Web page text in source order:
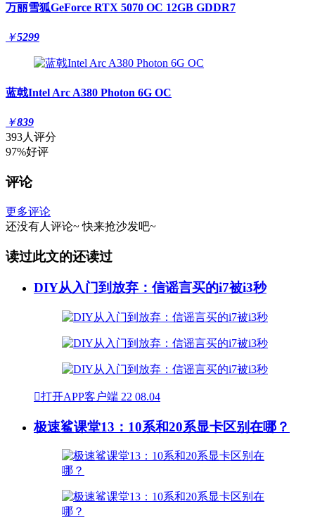
万丽雪狐GeForce RTX 5070 OC 12GB GDDR7
￥5299
蓝戟Intel Arc A380 Photon 6G OC
￥839
393人评分
97%好评
评论
更多评论
还没有人评论~ 快来抢沙发吧~
读过此文的还读过
DIY从入门到放弃：信谣言买的i7被i3秒
打开APP客户端 22 08.04
极速鲨课堂13：10系和20系显卡区别在哪？